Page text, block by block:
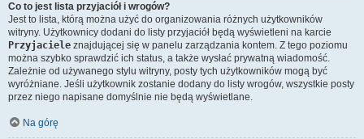
Co to jest lista przyjaciół i wrogów?
Jest to lista, którą można użyć do organizowania różnych użytkowników
witryny. Użytkownicy dodani do listy przyjaciół będą wyświetleni na karcie
Przyjaciele znajdującej się w panelu zarządzania kontem. Z tego poziomu
można szybko sprawdzić ich status, a także wysłać prywatną wiadomość.
Zależnie od używanego stylu witryny, posty tych użytkowników mogą być
wyróżniane. Jeśli użytkownik zostanie dodany do listy wrogów, wszystkie posty
przez niego napisane domyślnie nie będą wyświetlane.
Na górę